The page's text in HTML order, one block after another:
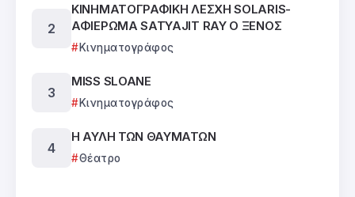
ΚΙΝΗΜΑΤΟΓΡΑΦΙΚΗ ΛΕΣΧΗ SOLARIS-
ΑΦΙΕΡΩΜΑ SATYAJIT RAY Ο ΞΕΝΟΣ
Κινηματογράφος
MISS SLOANE
Κινηματογράφος
Η ΑΥΛΗ ΤΩΝ ΘΑΥΜΑΤΩΝ
Θέατρο